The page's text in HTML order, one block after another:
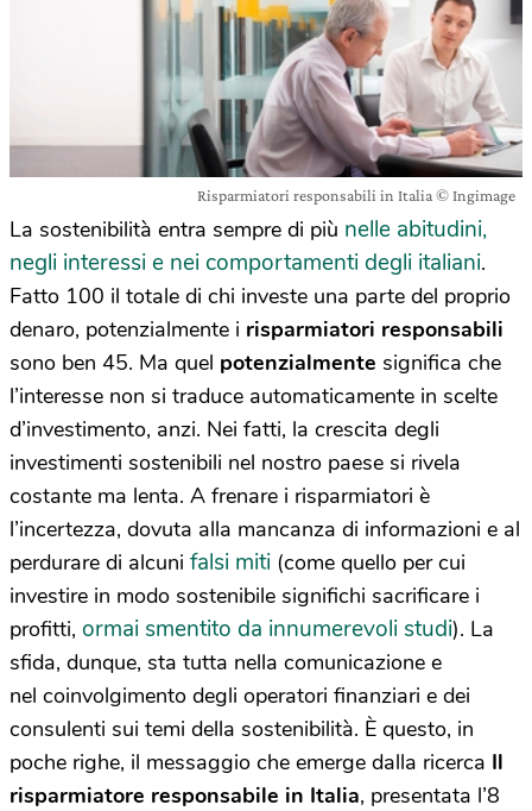
Risparmiatori responsabili in Italia © Ingimage
La sostenibilità entra sempre di più nelle abitudini,
negli interessi e nei comportamenti degli italiani.
Fatto 100 il totale di chi investe una parte del proprio
denaro, potenzialmente i risparmiatori responsabili
sono ben 45. Ma quel potenzialmente significa che
l’interesse non si traduce automaticamente in scelte
d’investimento, anzi. Nei fatti, la crescita degli
investimenti sostenibili nel nostro paese si rivela
costante ma lenta. A frenare i risparmiatori è
l’incertezza, dovuta alla mancanza di informazioni e al
perdurare di alcuni falsi miti (come quello per cui
investire in modo sostenibile significhi sacrificare i
profitti, ormai smentito da innumerevoli studi). La
sfida, dunque, sta tutta nella comunicazione e
nel coinvolgimento degli operatori finanziari e dei
consulenti sui temi della sostenibilità. È questo, in
poche righe, il messaggio che emerge dalla ricerca Il
risparmiatore responsabile in Italia, presentata l’8